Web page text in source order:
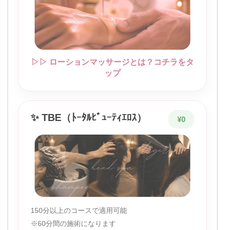
▷▷ ローションマッサージとは？コチラをタ
ップ
✨ TBE（ﾄｰﾀﾙﾋﾞｭｰﾃｨｴﾛｽ） ¥0
150分以上のコースで適用可能
※60分間の施術になります